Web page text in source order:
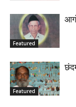
Featured
Featured